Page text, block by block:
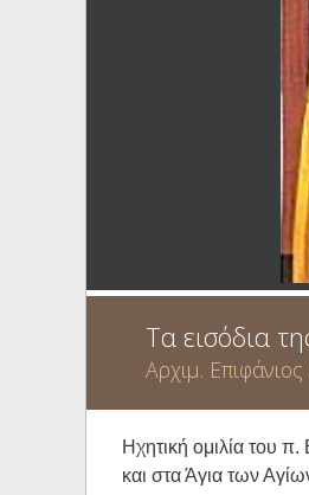
Τα εισόδια
Αρχιμ.
Ηχητική ομιλία του
και στα Άγια των